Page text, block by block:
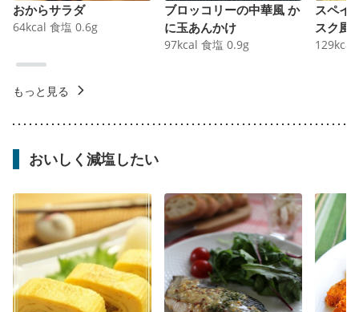
おからサラダ
64kcal 食塩 0.6g
ブロッコリーの中華風 か
に玉あんかけ
97kcal 食塩 0.9g
スペイ
スク風
129kcal
もっと見る
おいしく減塩したい